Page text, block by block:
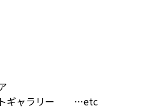
トギャラリー …etc